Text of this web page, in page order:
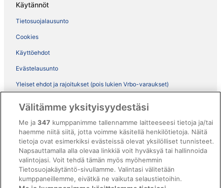
Käytännöt
Tietosuojalausunto
Cookies
Käyttöehdot
Evästelausunto
Yleiset ehdot ja rajoitukset (pois lukien Vrbo-varaukset)
ebookers BONUS+ -ohjelman ehdot
Oikeudelliset tiedot / ota meihin yhteyttä
Sisältövaatimukset ja ilmoituksen tekeminen sisällöstä
Välitämme yksityisyydestäsi
Me ja347 kumppanimme tallennamme laitteeseesi tietoja ja/tai
haemme niitä siitä, jotta voimme käsitellä henkilötietoja. Näitä
tietoja ovat esimerkiksi evästeissä olevat yksilölliset tunnisteet.
Napsauttamalla alla olevaa linkkiä voit hyväksyä tai hallinnoida
valintojasi. Voit tehdä tämän myös myöhemmin
Tietosuojakäytäntö-sivullamme. Valintasi välitetään
kumppaneillemme, eivätkä ne vaikuta selaustietoihin.